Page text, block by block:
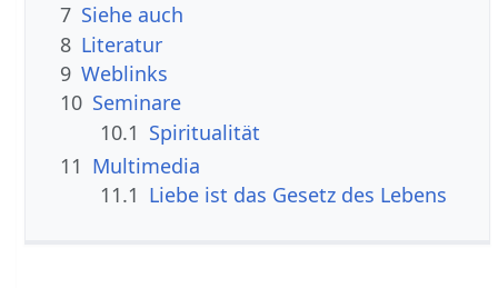
7 Siehe auch
8 Literatur
9 Weblinks
10 Seminare
10.1 Spiritualität
11 Multimedia
11.1 Liebe ist das Gesetz des Lebens